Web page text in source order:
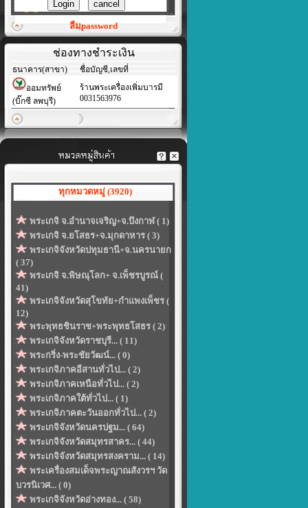
ลืมpassword
ช่องทางชำระเงิน
ธนาคาร(สาขา)
ชื่อบัญชี,เลขที่
ออมทรัพย์
(บิ๊กซี ลพบุรี)
ร้านพระเครื่องเพิ่มบารมี
0031563976
ทุกหมวดหมู่ (3920)
พระเกจิ จ.อำนาจเจริญ+จ.บึงกาฬ ( 1)
พระเกจิ จ.ยโสธร+จ.มุกดาหาร ( 3)
พระเกจิจังหวัดปทุมธานี+จ.นครนายก
( 37)
พระเกจิ จ.พิษณุโลก+ จ.เพ็ชรบูรณ์ (
41)
พระเกจิจังหวัดสุโขทัย+กำแพงเพ็ชร (
12)
พระพุทธชินราช+พระพุทธโสธร ( 2)
พระเกจิจังหวัดราชบุรี... ( 11)
พระกริ่ง-พระชัยวัฒน์... ( 0)
พระเกจิภาคอีสานทั่วไป... ( 2)
พระเกจิภาคเหนือทั่วไป... ( 2)
พระเกจิภาคใต้ทั่วไป... ( 1)
พระเกจิภาคตะวันออกทั่วไป... ( 2)
พระเกจิจังหวัดนครปฐม... ( 64)
พระเกจิจังหวัดสมุทรสาคร... ( 44)
พระเกจิจังหวัดสมุทรสงคราม... ( 14)
พระเครื่องสมเด็จพระญาณสังวรฯ วัด
บวรนิเวศ... ( 0)
พระเกจิจังหวัดอ่างทอง... ( 58)